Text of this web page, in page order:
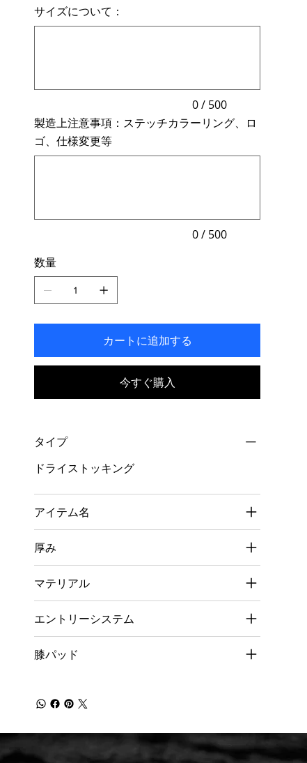
サイズについて：
入
き
ま
す。
0 / 500
製造上注意事項：ステッチカラーリング、ロ
ゴ、仕様変更等
入
ま
す。
0 / 500
数量
カートに追加する
今すぐ購入
タイプ
ドライストッキング
アイテム名
厚み
マテリアル
エントリーシステム
膝パッド